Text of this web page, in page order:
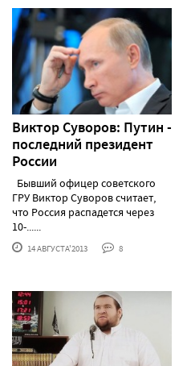
Виктор Суворов: Путин -
последний президент
России
Бывший офицер советского
ГРУ Виктор Суворов считает,
что Россия распадется через
10-......
14 АВГУСТА'2013 8